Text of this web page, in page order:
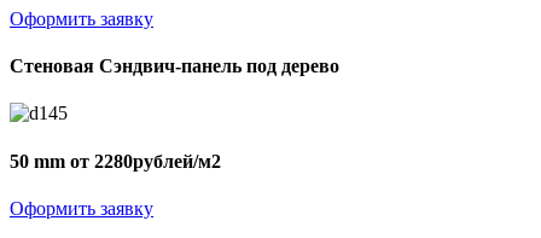
Оформить заявку
Стеновая Сэндвич-панель под дерево
50 mm от 2280рублей/м2
Оформить заявку